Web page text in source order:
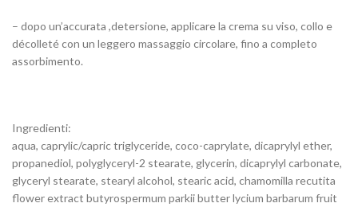
– dopo un’accurata ,detersione, applicare la crema su viso, collo e
décolleté con un leggero massaggio circolare, fino a completo
assorbimento.
Ingredienti:
aqua, caprylic/capric triglyceride, coco-caprylate, dicaprylyl ether,
propanediol, polyglyceryl-2 stearate, glycerin, dicaprylyl carbonate,
glyceryl stearate, stearyl alcohol, stearic acid, chamomilla recutita
flower extract butyrospermum parkii butter lycium barbarum fruit